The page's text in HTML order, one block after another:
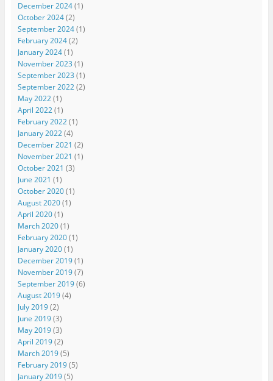
December 2024(1)
October 2024(2)
September 2024(1)
February 2024(2)
January 2024(1)
November 2023 (1)
September 2023 (1)
September 2022(2)
May 2022(1)
April 2022(1)
February 2022(1)
January 2022(4)
December 2021 (2)
November 2021 (1)
October 2021 (3)
June 2021 (1)
October 2020(1)
August 2020(1)
April 2020(1)
March 2020(1)
February 2020(1)
January 2020(1)
December 2019(1)
November 2019(7)
September 2019(6)
August 2019(4)
July 2019(2)
June 2019(3)
May 2019(3)
April 2019(2)
March 2019(5)
February 2019(5)
January 2019(5)